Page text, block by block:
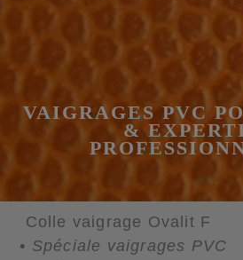
VAIGRAGES PVC
&
Colle vaigrage Ovalit F
• Spéciale vaigrages PVC